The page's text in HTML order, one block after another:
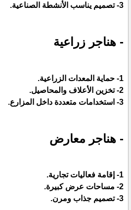
3- تصميم يناسب الأنشطة الصناعية.
- هناجر زراعية
1- حماية المعدات الزراعية.
2- تخزين الأعلاف والمحاصيل.
3- استخدامات متعددة داخل المزارع.
- هناجر معارض
1- إقامة فعاليات تجارية.
2- مساحات عرض كبيرة.
3- تصميم جذاب ومرن.